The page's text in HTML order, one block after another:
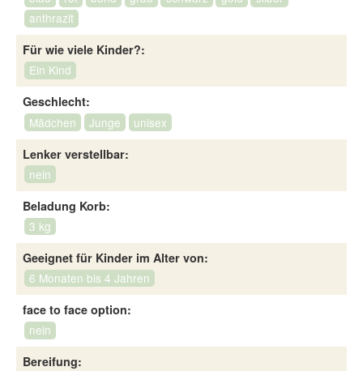
anthrazit
Für wie viele Kinder?:
Ein Kind
Geschlecht:
Mädchen
Junge
unisex
Lenker verstellbar:
nein
Beladung Korb:
3 kg
Geeignet für Kinder im Alter von:
6 Monaten bis 4 Jahren
face to face option:
nein
Bereifung: